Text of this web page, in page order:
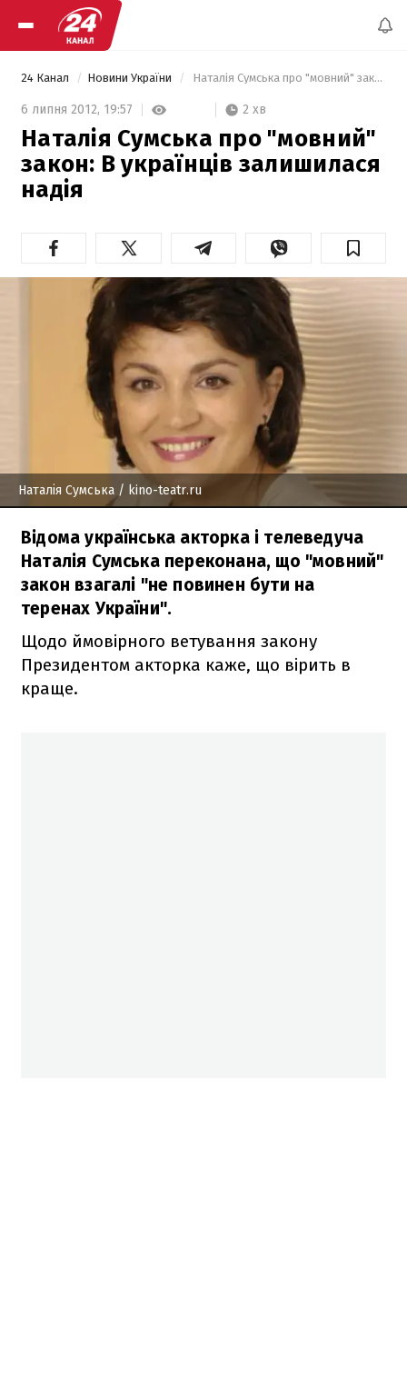
24 Канал Новини України Наталія Сумська про "мовний" закон: В українців залишилася надія
6 липня 2012, 19:57 2 хв
Наталія Сумська про "мовний"
закон: В українців залишилася
надія
Наталія Сумська / kino-teatr.ru
Відома українська акторка і телеведуча
Наталія Сумська переконана, що "мовний"
закон взагалі "не повинен бути на
теренах України".
Щодо ймовірного ветування закону
Президентом акторка каже, що вірить в
краще.